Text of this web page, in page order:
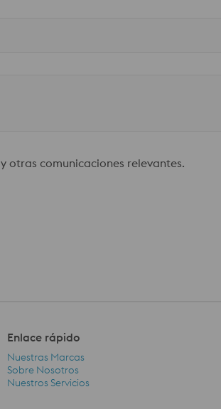
otras comunicaciones relevantes.
Enlace rápido
Enlace rápido Navigation
Nuestras Marcas
Sobre Nosotros
Nuestros Servicios